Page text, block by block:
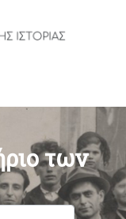
των